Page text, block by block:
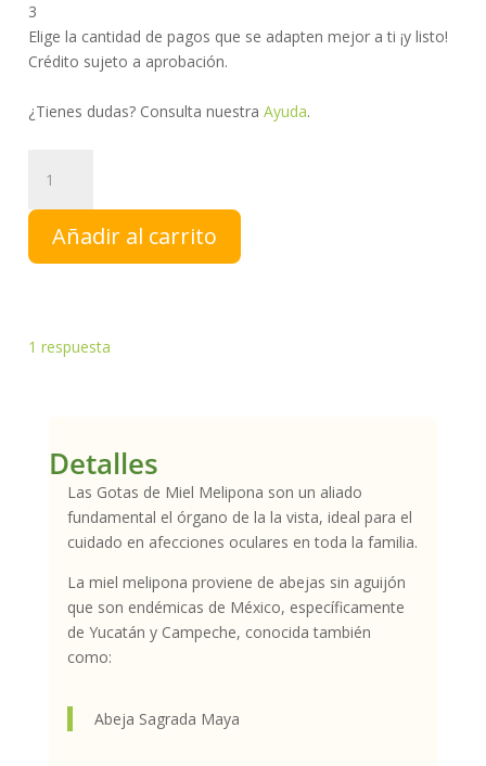
3
Elige la cantidad de pagos que se adapten mejor a ti ¡y listo!
Crédito sujeto a aprobación.
¿Tienes dudas? Consulta nuestra Ayuda.
Miel
Melipona
|
Añadir al carrito
1 respuesta
Detalles
Las Gotas de Miel Melipona son un aliado
fundamental el órgano de la la vista, ideal para el
cuidado en afecciones oculares en toda la familia.
La miel melipona proviene de abejas sin aguijón
que son endémicas de México, específicamente
de Yucatán y Campeche, conocida también
como:
Abeja Sagrada Maya